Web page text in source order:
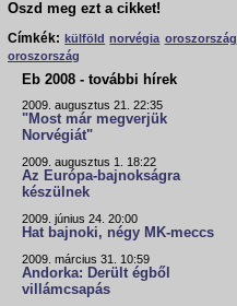
Oszd meg ezt a cikket!
Címkék: külföld norvégia oroszország
oroszország
Eb 2008 - további hírek
2009. augusztus 21. 22:35
"Most már megverjük
Norvégiát"
2009. augusztus 1. 18:22
Az Európa-bajnokságra
készülnek
2009. június 24. 20:00
Hat bajnoki, négy MK-meccs
2009. március 31. 10:59
Andorka: Derült égből
villámcsapás